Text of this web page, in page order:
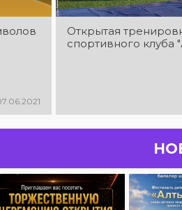
Открытая
спортивного клуба